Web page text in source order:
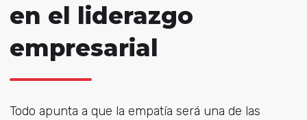
en el liderazgo
empresarial
Todo apunta a que la empatía será una de las